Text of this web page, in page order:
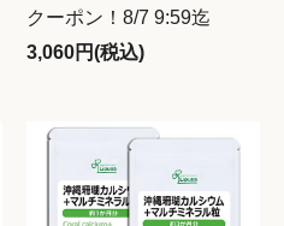
クーポン！8/7 9:59迄
3,060円(税込)